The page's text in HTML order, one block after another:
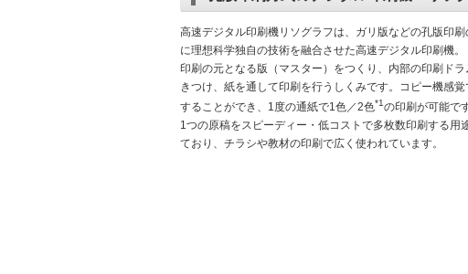
高速デジタル印刷機リソグラフは、ガリ版などの孔版印刷
に理想科学独自の技術を融合させた高速デジタル印刷機。
印刷の元となる版（マスター）をつくり、内部の印刷ドラ
きつけ、紙を通して印刷を行うしくみです。コピー機感覚
することができ、1度の通紙で1色／2色*1の印刷が可能です
1つの原稿をスピーディー・低コストで多枚数印刷する用
ており、チラシや教材の印刷で広く使われています。